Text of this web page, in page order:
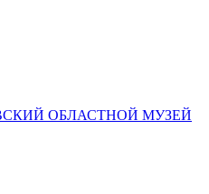
ОБЛАСТНОЙ МУЗЕЙ